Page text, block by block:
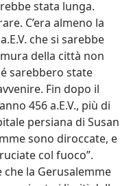
stata lunga.
C’era almeno la
che si sarebbe
della città non
sarebbero state
Fin dopo il
456 a.E.V., più di
persiana di Susan
sono diroccate, e
col fuoco”.
che la Gerusalemme